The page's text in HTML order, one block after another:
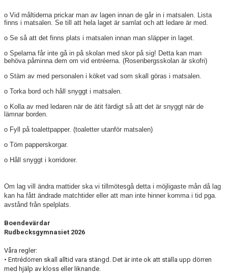
o Vid måltiderna prickar man av lagen innan de går in i matsalen. Lista
finns i matsalen. Se till att hela laget är samlat och att ledare är med.
o Se så att det finns plats i matsalen innan man släpper in laget.
o Spelarna får inte gå in på skolan med skor på sig! Detta kan man
behöva påminna dem om vid entréerna. (Rosenbergsskolan är skofri)
o Stäm av med personalen i köket vad som skall göras i matsalen.
o Torka bord och håll snyggt i matsalen.
o Kolla av med ledaren när de ätit färdigt så att det är snyggt när de
lämnar borden.
o Fyll på toalettpapper. (toaletter utanför matsalen)
o Töm papperskorgar.
o Håll snyggt i korridorer.
Om lag vill ändra mattider ska vi tillmötesgå detta i möjligaste mån då lag
kan ha fått ändrade matchtider eller att man inte hinner komma i tid pga.
avstånd från spelplats.
Boendevärdar
Rudbecksgymnasiet 2026
Våra regler:
• Entrédörren skall alltid vara stängd. Det är inte ok att ställa upp dörren
med hjälp av kloss eller liknande.